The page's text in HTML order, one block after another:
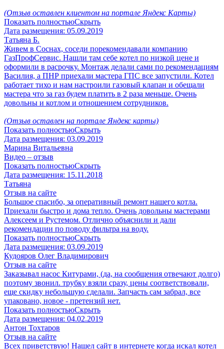
(Отзыв оставлен клиентом на портале Яндекс Карты)
Показать полностьюСкрыть
Дата размещения: 05.09.2019
Татьяна Б.
Живем в Соснах, соседи порекомендавали компанию
ГазПрофСервис. Нашли там себе котел по низкой цене и
оформили в расрочку. Монтаж делали сами по рекомендациям
Василия, а ПНР приехали мастера ГПС все запустили. Котел
работает тихо и нам настроили газовый клапан и обещали
мастера что за газ будем платить в 2 раза меньше. Очень
довольны и котлом и отношением сотрудников.
(Отзыв оставлен на портале Яндекс карты)
Показать полностьюСкрыть
Дата размещения: 03.09.2019
Марина Витальевна
Видео – отзыв
Показать полностьюСкрыть
Дата размещения: 15.11.2018
Татьяна
Отзыв на сайте
Большое спасибо, за оперативный ремонт нашего котла.
Приехали быстро и дома тепло. Очень довольны мастерами
Алексеем и Рустемом. Отлично объяснили и дали
рекомендации по поводу фильтра на воду.
Показать полностьюСкрыть
Дата размещения: 03.09.2019
Кудояров Олег Владимирович
Отзыв на сайте
Заказывал насос Китурами, (да, на сообщения отвечают долго)
поэтому звонил. трубку взяли сразу, цены соответствовали,
еще скидку небольшую сделали. Запчасть сам забрал, все
упаковано, новое - претензий нет.
Показать полностьюСкрыть
Дата размещения: 04.02.2019
Антон Тохтаров
Отзыв на сайте
Всех приветствую! Нашел сайт в интернете когда искал котел